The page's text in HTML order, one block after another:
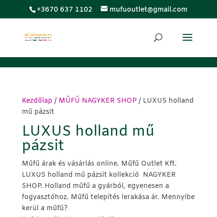
+3670 637 1102 mufuoutlet@gmail.com
Kezdőlap / MŰFŰ NAGYKER SHOP/ LUXUS holland
mű pázsit
LUXUS holland mű
pázsit
Műfű árak és vásárlás online. Műfű Outlet Kft.
LUXUS holland mű pázsit kollekció NAGYKER
SHOP. Holland műfű a gyárból, egyenesen a
fogyasztóhoz. Műfű telepítés lerakása ár. Mennyibe
kerül a műfű?